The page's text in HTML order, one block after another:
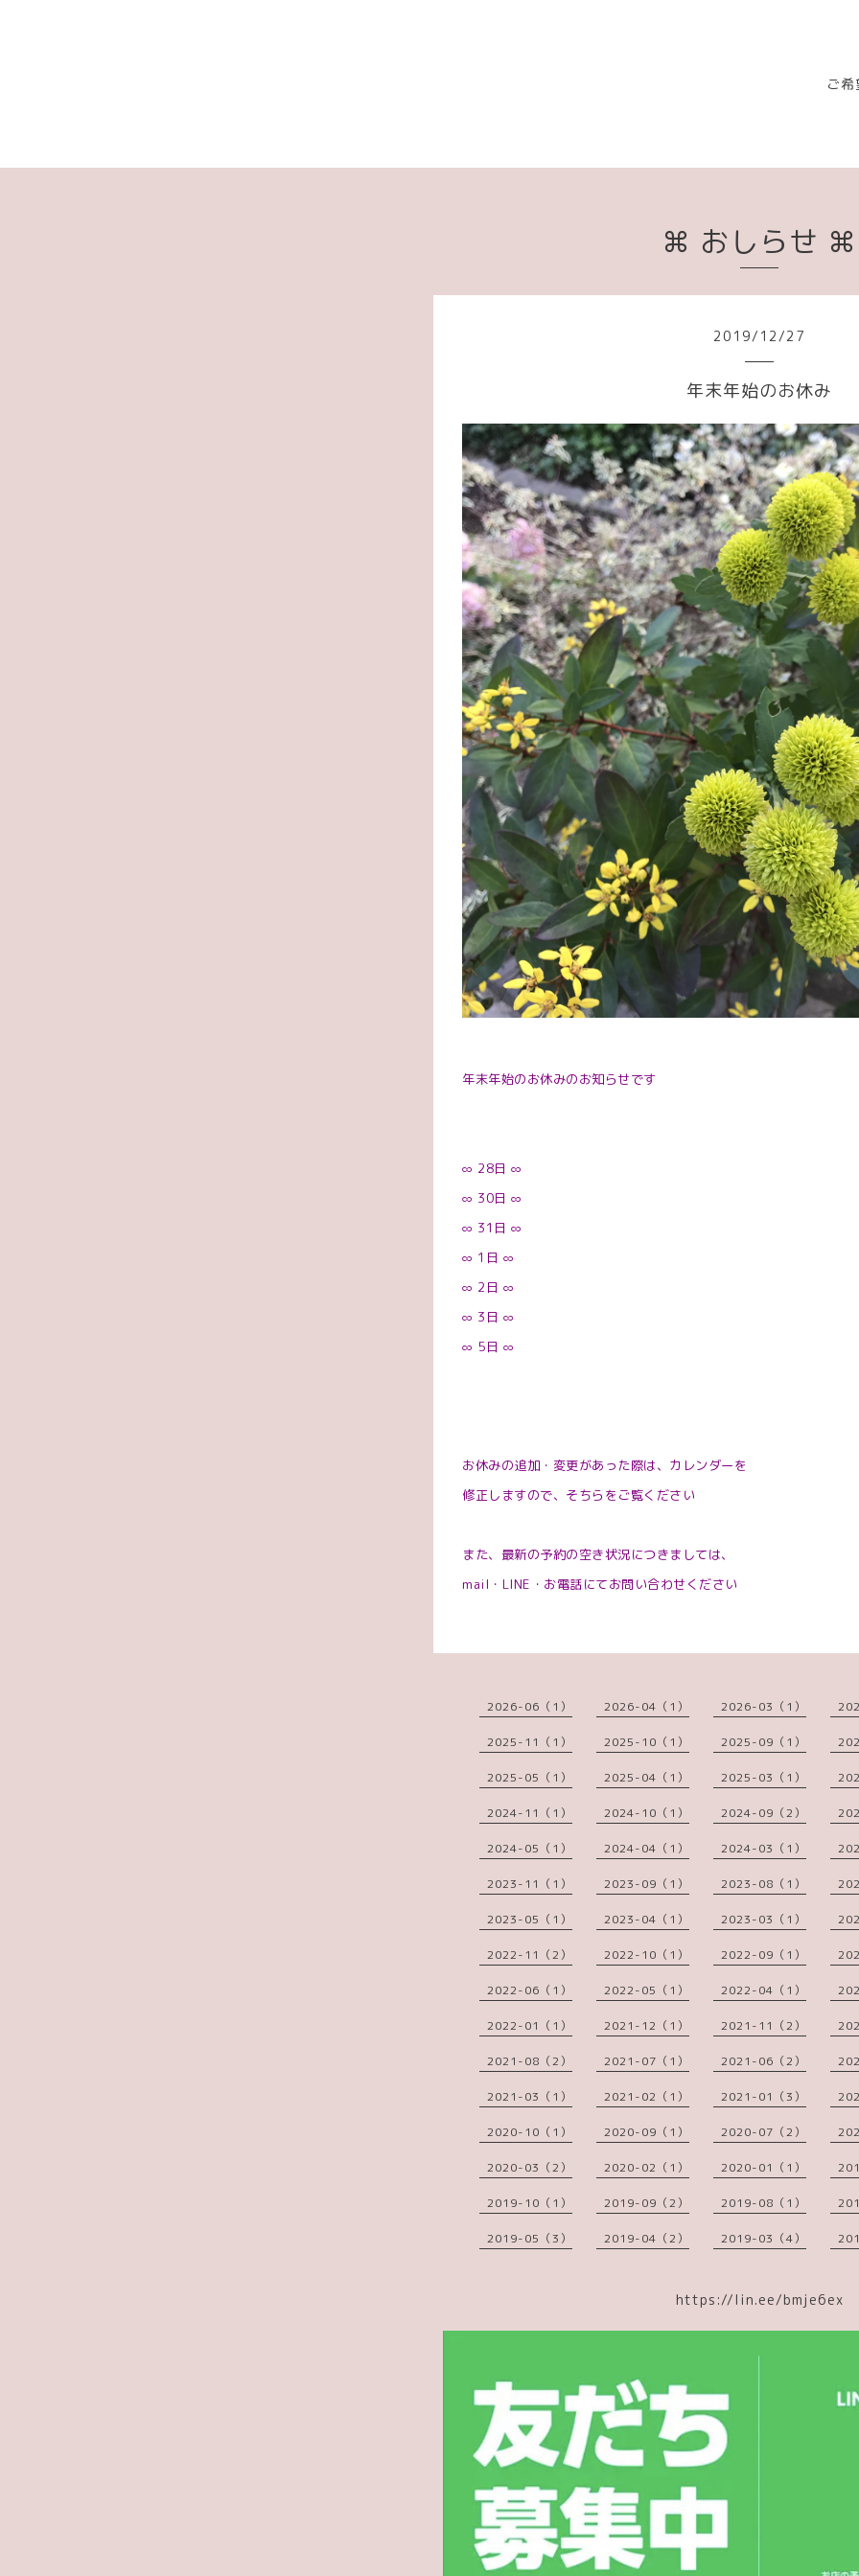
ご
⌘ おしらせ ⌘
2019/ 12/27
年末年始のお休み
年末年始のお休みのお知らせです
∞ 28日 ∞
∞ 30日 ∞
∞ 31 日 ∞
∞ 1 日 ∞
∞ 2 日 ∞
∞ 3 日 ∞
∞ 5日 ∞
お休みの追加・変更があった際は、カレンダーを
修正しますので、そちらをご覧ください
また、最新の予約の空き状況につきましては、
mail ・ LINE ・お電話にてお問い合わせください
2026-06（1） 2026-04（1） 2026-03（1）
2025-11（1） 2025-10（1） 2025-09（1）
2025-05（1） 2025-04（1） 2025-03（1）
2024-11（1） 2024-10（1） 2024-09（2）
2024-05（1） 2024-04（1） 2024-03（1）
2023-11（1） 2023-09（1） 2023-08（1）
2023-05（1） 2023-04（1） 2023-03（1）
2022-11（2） 2022-10（1） 2022-09（1）
2022-06（1） 2022-05（1） 2022-04（1）
2022-01（1） 2021-12（1） 2021-11（2）
2021-08（2） 2021-07（1） 2021-06（2）
2021-03（1） 2021-02（1） 2021-01（3）
2020-10（1） 2020-09（1） 2020-07（2）
2020-03（2） 2020-02（1） 2020-01（1）
2019-10（1） 2019-09（2） 2019-08（1）
2019-05（3） 2019-04（2） 2019-03（4）
https://lin.ee/bmje6ex